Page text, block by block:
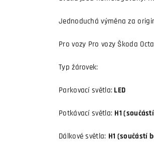
Jednoduchá výměna za
Pro vozy Pro vozy Škoda
Typ žárovek:
Parkovací světla: LED
Potkávací světla: H1
Dálkové světla: H1 (součástí